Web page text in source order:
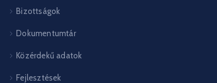
Bizottságok
Dokumentumtár
Közérdekű adatok
Fejlesztések